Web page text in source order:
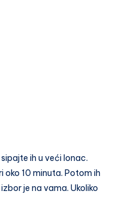
ih u veći lonac.
oko 10 minuta. Potom ih
je na vama. Ukoliko